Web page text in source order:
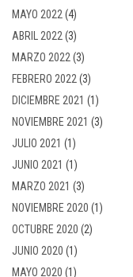
MAYO 2022 (4)
ABRIL 2022 (3)
MARZO 2022 (3)
FEBRERO 2022 (3)
DICIEMBRE 2021 (1)
NOVIEMBRE 2021 (3)
JULIO 2021 (1)
JUNIO 2021 (1)
MARZO 2021 (3)
NOVIEMBRE 2020 (1)
OCTUBRE 2020 (2)
JUNIO 2020 (1)
MAYO 2020 (1)